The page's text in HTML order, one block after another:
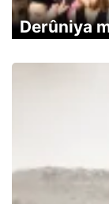
Derûniya